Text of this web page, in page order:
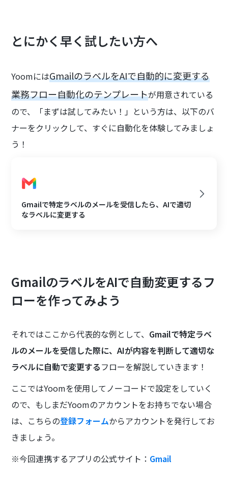
とにかく早く試したい方へ
YoomにはGmailのラベルをAIで自動的に変更する
業務フロー自動化のテンプレートが用意されている
ので、「まずは試してみたい！」という方は、以下のバ
ナーをクリックして、すぐに自動化を体験してみましょ
う！
Gmailで特定ラベルのメールを受信したら、AIで適切
なラベルに変更する
GmailのラベルをAIで自動変更するフ
ローを作ってみよう
それではここから代表的な例として、 Gmailで特定ラベ
ルのメールを受信した際に、AIが内容を判断して適切な
ラベルに自動で変更するフローを解説していきます！
ここではYoomを使用してノーコードで設定をしていく
ので、もしまだYoomのアカウントをお持ちでない場合
は、こちらの登録フォームからアカウントを発行してお
きましょう。
※今回連携するアプリの公式サイト： Gmail